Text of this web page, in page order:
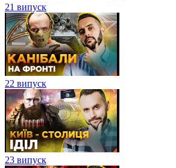
21 випуск
22 випуск
23 випуск